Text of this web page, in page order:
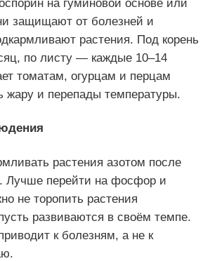
на гуминовой основе или
защищают от болезней и
растения. Под корень
по листу — каждые 10–14
томатам, огурцам и перцам
жару и перепады температуры.
растения азотом после
Лучше перейти на фосфор и
не торопить растения
развиваются в своём темпе.
к болезням, а не к